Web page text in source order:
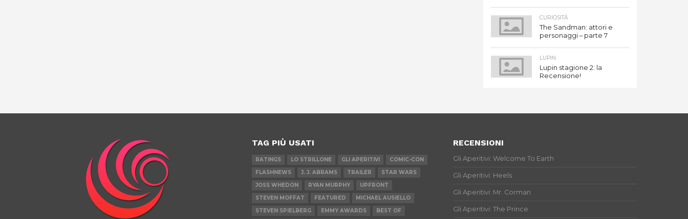
CURIOSITÀ
The Sandman: attori e
personaggi – parte 7
LUPIN
Lupin stagione 2: la
Recensione!
TAG PIÙ USATI
RATINGS LO STRILLONE GLI APERITIVI
COMIC-CON
FLASHNEWS
J. J. ABRAMS TRAILER
STAR WARS
JOSS WHEDON
RYAN MURPHY
UPFRONT
STEVEN MOFFAT
FEATURED
MICHAEL AUSIELLO
STEVEN SPIELBERG
EMMY AWARDS BEST OF
RECENSIONI
Gli Aperitivi: Welcome To Earth
Gli Aperitivi: Heels
Gli Aperitivi: Mr. Corman
Gli Aperitivi: The Prince